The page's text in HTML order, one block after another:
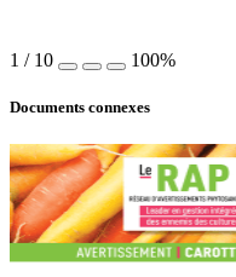
1 / 10 100%
Documents connexes